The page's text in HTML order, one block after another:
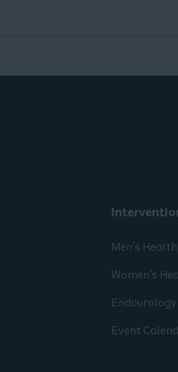
Men's Health
Women's
Endourology
Event